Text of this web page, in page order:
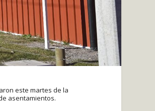
este martes de la
asentamientos.